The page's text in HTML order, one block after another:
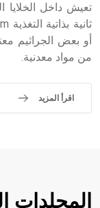
تعيش داخل الخلايا
أو بعض الجراثيم
من مواد معدنية.
اقرأ المزيد
المجلدات